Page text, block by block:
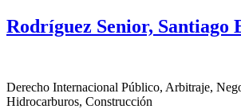
Rodríguez Senior, Santiago
Derecho Internacional Público, Arbitraje,
Hidrocarburos, Construcción